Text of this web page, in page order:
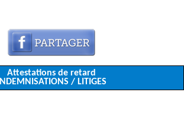
Attestations de retard
INDEMNISATIONS / LITIGES